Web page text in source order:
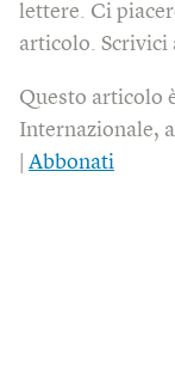
lettere. Ci
articolo. Scrivici
Questo articolo
Internazionale,
Abbonati